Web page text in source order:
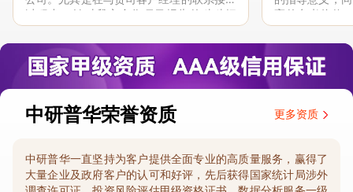
过程中，针对我方合作项目报告的种种细
节，及时细致缜密地协助与项目部沟通、探
讨和完善...
高的参考价值
体化”服务和行
司继续...
中研普华荣誉资质 更多资质
中研普华一直坚持为客户提供全面专业的高质量服务，赢得了
大量企业及政府客户的认可和好评，先后获得国家统计局涉外